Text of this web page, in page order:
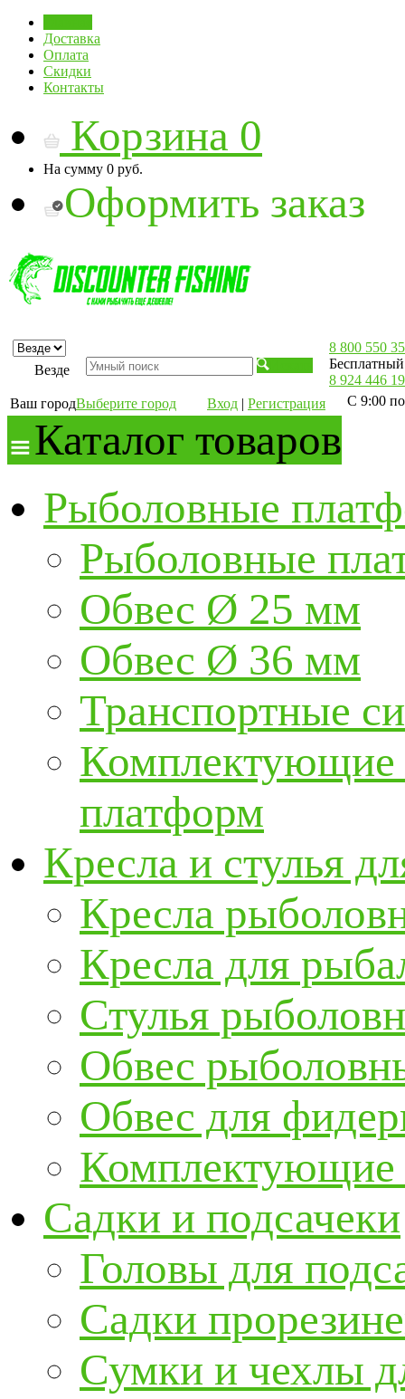
Доставка
Оплата
Скидки
Контакты
Корзина 0
На сумму 0 руб.
Оформить заказ
Везде
Ваш городВыберите город Вход | Регистрация
8 800 550
8 924 446
С 9:00
Каталог товаров
Рыболовные
Рыболовные
Обвес Ø 25 мм
Обвес Ø 36 мм
Транспортные
Комплектующие
платформ
Кресла и стулья
Кресла
Кресла для
Стулья
Обвес
Обвес для
Комплектующие
Садки и подсачеки
Головы для
Садки
Сумки и чехлы